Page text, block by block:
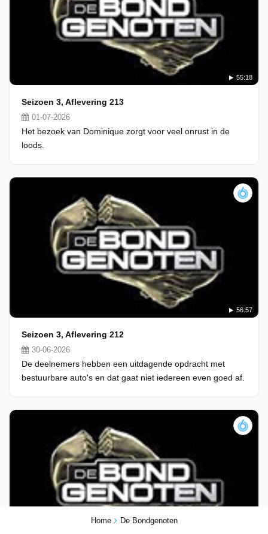
Home De Bondgenoten
55:18
Seizoen 3, Aflevering 213
01-07-2026
Het bezoek van Dominique zorgt voor veel onrust in de
loods.
56:57
Seizoen 3, Aflevering 212
30-06-2026
De deelnemers hebben een uitdagende opdracht met
bestuurbare auto's en dat gaat niet iedereen even goed af.